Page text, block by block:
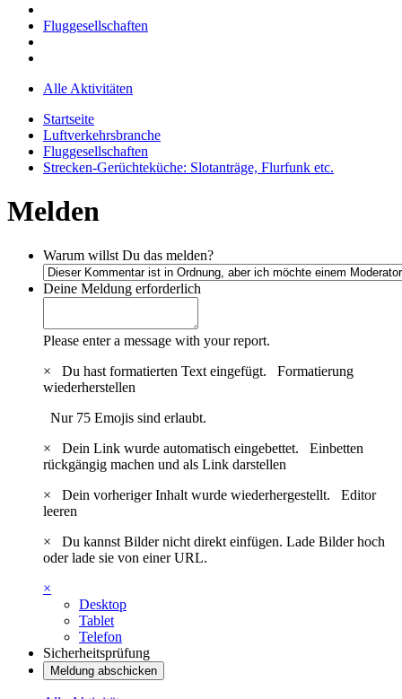
Fluggesellschaften
Alle Aktivitäten
Startseite
Luftverkehrsbranche
Fluggesellschaften
Strecken-Gerüchteküche: Slotanträge, Flurfunk etc.
Melden
Warum willst Du das melden?
Deine Meldung erforderlich
Please enter a message with your report.
×
Du hast formatierten Text eingefügt. Formatierung
wiederherstellen
Nur 75 Emojis sind erlaubt.
×
Dein Link wurde automatisch eingebettet. Einbetten
rückgängig machen und als Link darstellen
×
Dein vorheriger Inhalt wurde wiederhergestellt. Editor
leeren
×
Du kannst Bilder nicht direkt einfügen. Lade Bilder hoch
oder lade sie von einer URL.
×
Desktop
Tablet
Telefon
Sicherheitsprüfung
Meldung abschicken